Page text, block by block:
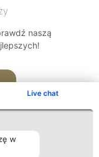
Live chat
w
naszą